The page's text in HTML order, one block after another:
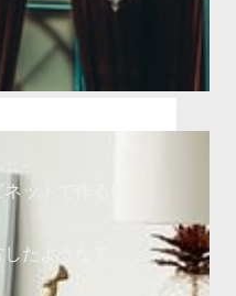
ットで作る部
たようなア…